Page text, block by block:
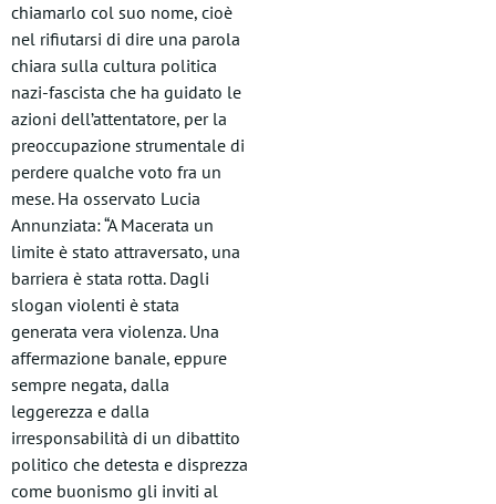
chiamarlo col suo nome, cioè
nel rifiutarsi di dire una parola
chiara sulla cultura politica
nazi-fascista che ha guidato le
azioni dell’attentatore, per la
preoccupazione strumentale di
perdere qualche voto fra un
mese. Ha osservato Lucia
Annunziata: “A Macerata un
limite è stato attraversato, una
barriera è stata rotta. Dagli
slogan violenti è stata
generata vera violenza. Una
affermazione banale, eppure
sempre negata, dalla
leggerezza e dalla
irresponsabilità di un dibattito
politico che detesta e disprezza
come buonismo gli inviti al